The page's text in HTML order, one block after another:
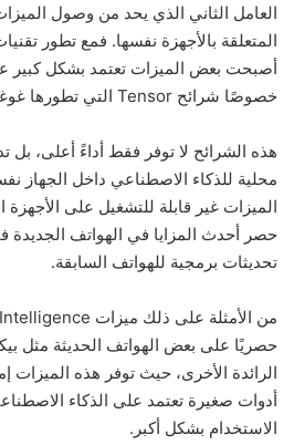
العامل الثاني الذي يحد من وصول
المتعلقة بالأجهزة نفسها. فمع تطور
أصبحت بعض الميزات تعتمد بشكل كبير
خصوصًا شرائح Tensor التي تطورها غوغل خصيصًا لهواتف بيكسل.
هذه الشرائح لا توفر فقط أداءً أعلى، بل
محلية للذكاء الاصطناعي داخل الجهاز
الميزات غير قابلة للتشغيل على الأجهزة
حصر أحدث المزايا في الهواتف الجديدة
تحديثات برمجية للهواتف السابقة.
الرائدة الأخرى، حيث توفر هذه الميزات
أدوات صغيرة تعتمد على الذكاء
الاستخدام بشكل أكبر.